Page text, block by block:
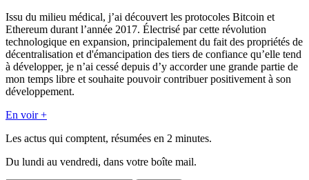
Issu du milieu médical, j’ai découvert les protocoles Bitcoin et
Ethereum durant l’année 2017. Électrisé par cette révolution
technologique en expansion, principalement du fait des propriétés de
décentralisation et d'émancipation des tiers de confiance qu’elle tend
à développer, je n’ai cessé depuis d’y accorder une grande partie de
mon temps libre et souhaite pouvoir contribuer positivement à son
développement.
En voir +
Les actus qui comptent, résumées en 2 minutes.
Du lundi au vendredi, dans votre boîte mail.